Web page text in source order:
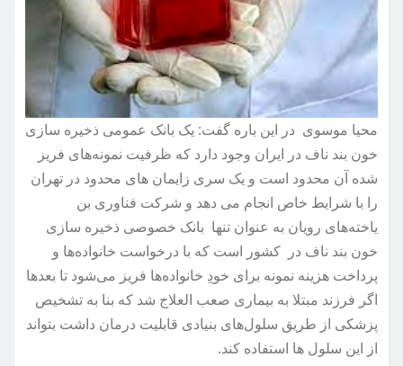
محیا موسوی در این باره گفت: یک بانک عمومی ذخیره سازی
خون بند ناف در ایران وجود دارد که ظرفیت نمونه‌های فریز
شده آن محدود است و یک سری زایمان های محدود در تهران
را با شرایط خاص انجام می دهد و شرکت فناوری بن
یاخته‌های رویان به عنوان تنها بانک خصوصی ذخیره سازی
خون بند ناف در کشور است که با درخواست خانواده‌ها و
پرداخت هزینه نمونه برای خودِ خانواده‌ها فریز می‌شود تا بعدها
اگر فرزند مبتلا به بیماری صعب العلاج شد که بنا به تشخیص
پزشکی از طریق سلول‌های بنیادی قابلیت درمان داشت بتواند
از این سلول ها استفاده کند.